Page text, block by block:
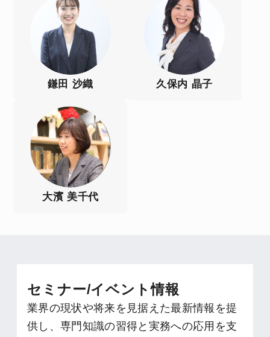
鎌田 沙織 久保内 晶子
大濱 美千代
セミナー/イベント情報
業界の現状や将来を見据えた最新情報を提
供し、専門知識の習得と実務への応用を支